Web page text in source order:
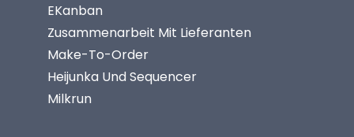
EKanban
Zusammenarbeit Mit Lieferanten
Make-To-Order
Heijunka Und Sequencer
Milkrun